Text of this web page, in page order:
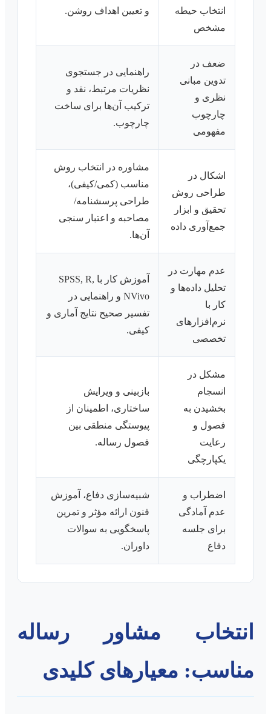
انتخاب حیطه
مشخص
و تعیین اهداف روشن.
ضعف در
تدوین مبانی
نظری و
چارچوب
مفهومی
راهنمایی در جستجوی
نظریات مرتبط، نقد و
ترکیب آن‌ها برای ساخت
چارچوب.
اشکال در
طراحی روش
تحقیق و ابزار
جمع‌آوری داده
مشاوره در انتخاب روش
مناسب (کمی/کیفی)،
طراحی پرسشنامه/
مصاحبه و اعتبار سنجی
آن‌ها.
عدم مهارت در
تحلیل داده‌ها و
کار با
نرم‌افزارهای
تخصصی
آموزش کار با SPSS, R,
NVivo و راهنمایی در
تفسیر صحیح نتایج آماری و
کیفی.
مشکل در
انسجام
بخشیدن به
فصول و
رعایت
یکپارچگی
بازبینی و ویرایش
ساختاری، اطمینان از
پیوستگی منطقی بین
فصول رساله.
اضطراب و
عدم آمادگی
برای جلسه
دفاع
شبیه‌سازی دفاع، آموزش
فنون ارائه مؤثر و تمرین
پاسخگویی به سوالات
داوران.
انتخاب مشاور رساله
مناسب: معیارهای کلیدی